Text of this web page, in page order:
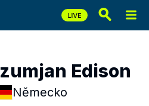
Edison
Německo